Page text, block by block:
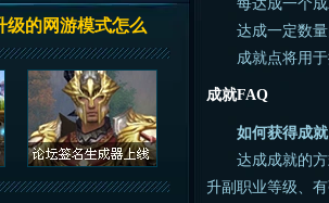
级的网游模式怎么
每达成一个成
达成一定数量
成就点将用于
成就FAQ
如何获得成
达成成就的方
升副职业等级、